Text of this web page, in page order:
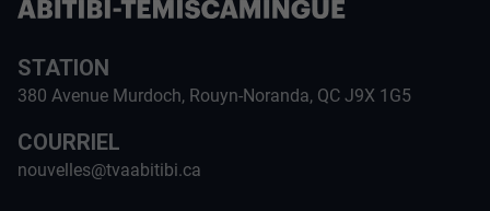
STATION
380 Avenue Murdoch, Rouyn-Noranda, QC J9X 1G5
COURRIEL
nouvelles@tvaabitibi.ca